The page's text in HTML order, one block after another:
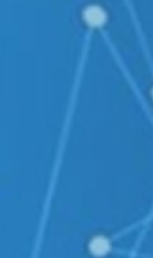
Mại Trực Tuyến
Trời – Giải Pháp
Điện Máy
tử toàn diện
tử cho Olivo